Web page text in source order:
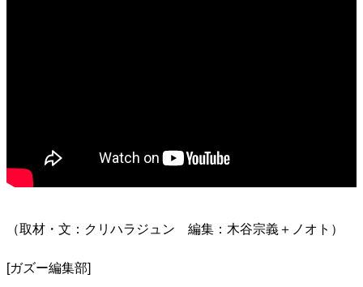
（取材・文：クリハラジュン 編集：木谷宗義＋ノオト）
[ガズー編集部]